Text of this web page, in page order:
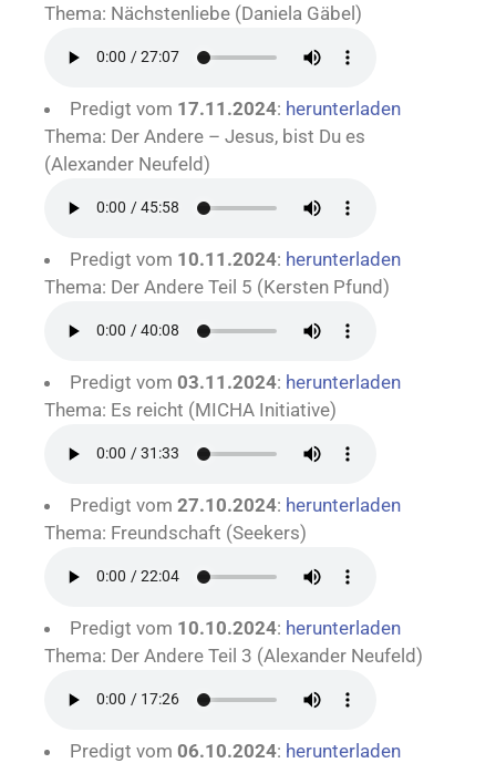
Thema: Nächstenliebe (Daniela Gäbel)
Predigt vom 17.11.2024: herunterladen
Thema: Der Andere – Jesus, bist Du es
(Alexander Neufeld)
Predigt vom 10.11.2024: herunterladen
Thema: Der Andere Teil 5 (Kersten Pfund)
Predigt vom 03.11.2024: herunterladen
Thema: Es reicht (MICHA Initiative)
Predigt vom 27.10.2024: herunterladen
Thema: Freundschaft (Seekers)
Predigt vom 10.10.2024: herunterladen
Thema: Der Andere Teil 3 (Alexander Neufeld)
Predigt vom 06.10.2024: herunterladen